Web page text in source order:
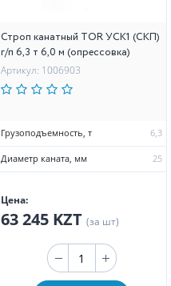
Строп канатный TOR УСК1 (СКП)
г/п 6,3 т 6,0 м (опрессовка)
Артикул: 1006903
Грузоподъемность, т 6,3
Диаметр каната, мм 25
Цена:
63 245 KZT (за шт)